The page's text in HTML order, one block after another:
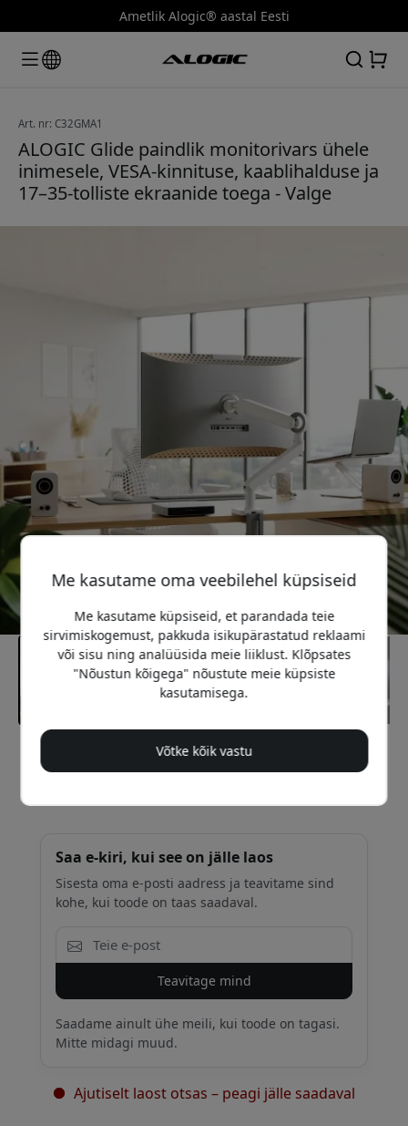
Ametlik Alogic® aastal Eesti
Art. nr: C32GMA1
ALOGIC Glide paindlik monitorivars ühele
inimesele, VESA-kinnituse, kaablihalduse ja
17–35-tolliste ekraanide toega - Valge
Soovitatav hind
Saa e-kiri, kui see on jälle laos
Sisesta oma e-posti aadress ja teavitame sind
kohe, kui toode on taas saadaval.
Teavitage mind
Saadame ainult ühe meili, kui toode on tagasi.
Mitte midagi muud.
Ajutiselt laost otsas – peagi jälle saadaval
Me kasutame oma veebilehel küpsiseid
Me kasutame küpsiseid, et parandada teie
sirvimiskogemust, pakkuda isikupärastatud reklaami
või sisu ning analüüsida meie liiklust. Klõpsates
"Nõustun kõigega" nõustute meie küpsiste
kasutamisega.
Võtke kõik vastu